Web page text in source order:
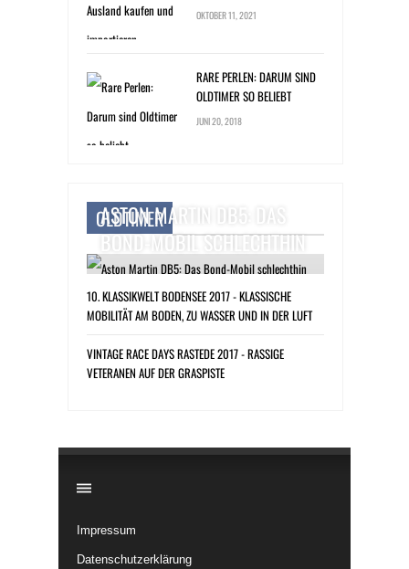
OKTOBER 11, 2021
RARE PERLEN: DARUM SIND
OLDTIMER SO BELIEBT
JUNI 20, 2018
OLDTIMER
ASTON MARTIN DB5: DAS
BOND-MOBIL SCHLECHTHIN
10. KLASSIKWELT BODENSEE 2017 - KLASSISCHE
MOBILITÄT AM BODEN, ZU WASSER UND IN DER LUFT
VINTAGE RACE DAYS RASTEDE 2017 - RASSIGE
VETERANEN AUF DER GRASPISTE
Impressum
Datenschutzerklärung